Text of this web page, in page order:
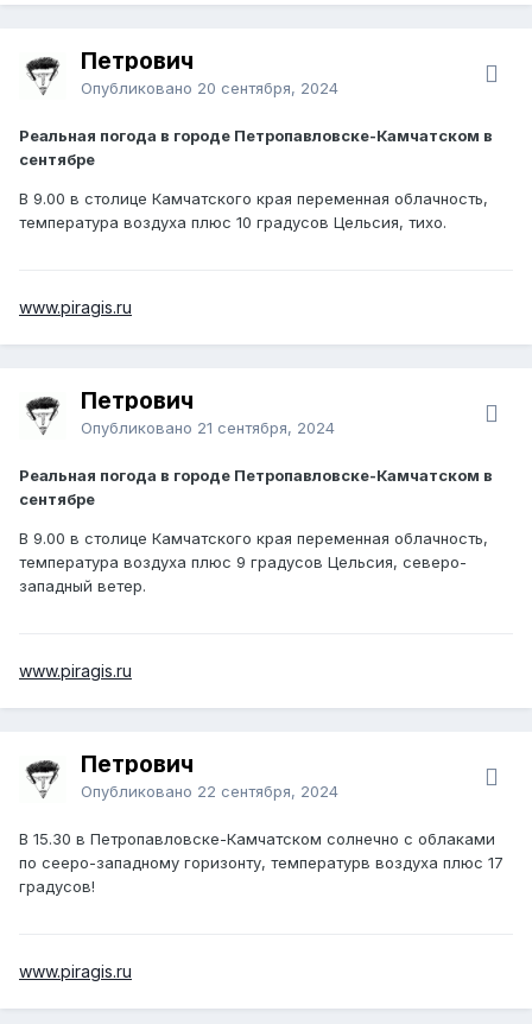
Петрович
Опубликовано 20 сентября, 2024
Реальная погода в городе Петропавловске-Камчатском в
сентябре
В 9.00 в столице Камчатского края переменная облачность,
температура воздуха плюс 10 градусов Цельсия, тихо.
www.piragis.ru
Петрович
Опубликовано 21 сентября, 2024
Реальная погода в городе Петропавловске-Камчатском в
сентябре
В 9.00 в столице Камчатского края переменная облачность,
температура воздуха плюс 9 градусов Цельсия, северо-
западный ветер.
www.piragis.ru
Петрович
Опубликовано 22 сентября, 2024
В 15.30 в Петропавловске-Камчатском солнечно с облаками
по сееро-западному горизонту, температурв воздуха плюс 17
градусов!
www.piragis.ru